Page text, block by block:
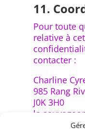
11.
Pour toute
relative à
contacter :
Charline
985 Rang
J0K 3H0
819-816-